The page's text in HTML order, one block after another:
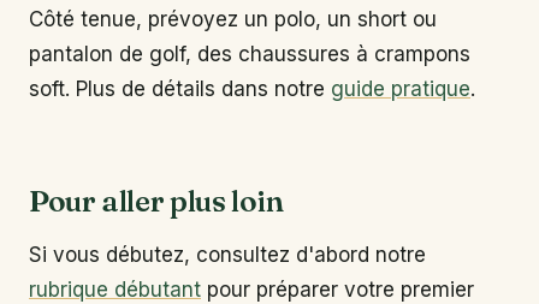
Côté tenue, prévoyez un polo, un short ou
pantalon de golf, des chaussures à crampons
soft. Plus de détails dans notre guide pratique.
Pour aller plus loin
Si vous débutez, consultez d'abord notre
rubrique débutant pour préparer votre premier